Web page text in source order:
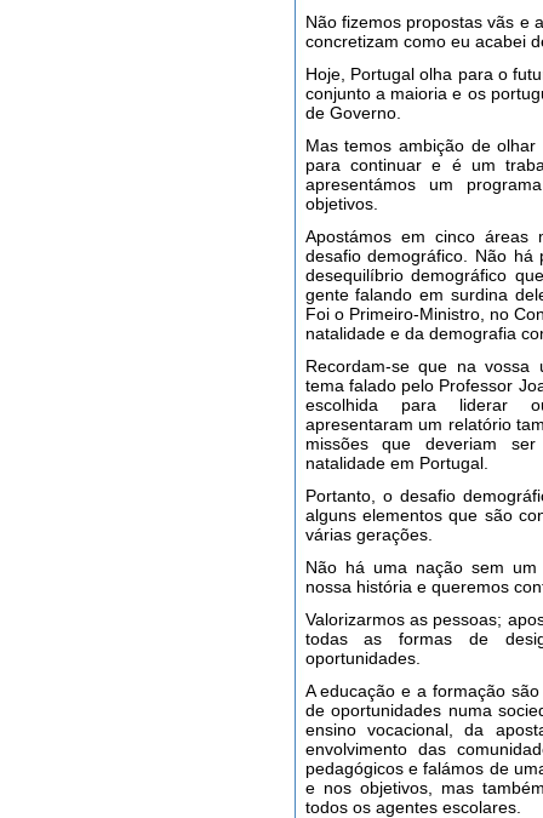
Não fizemos propostas vãs e
concretizam como eu acabei
Hoje, Portugal olha para o
conjunto a maioria e os
de Governo.
Mas temos ambição de
para continuar e é um
apresentámos um
objetivos.
Apostámos em cinco áreas
desafio demográfico. Não
desequilíbrio demográfico
gente falando em surdina
Foi o Primeiro-Ministro, no
natalidade e da demografia
Recordam-se que na vossa
tema falado pelo Professor
escolhida para liderar
apresentaram um relatório
missões que deveriam
natalidade em Portugal.
Portanto, o desafio
alguns elementos que são
várias gerações.
Não há uma nação sem
nossa história e queremos
Valorizarmos as pessoas;
todas as formas de
oportunidades.
A educação e a formação
de oportunidades numa
ensino vocacional, da
envolvimento das
pedagógicos e falámos de
e nos objetivos, mas
todos os agentes escolares.